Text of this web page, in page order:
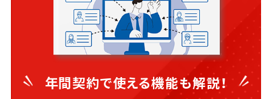
年間契約で使える機能も解説！